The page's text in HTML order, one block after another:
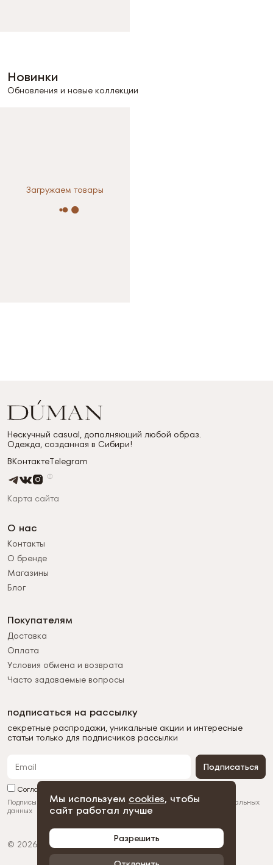
Мы используем cookies, чтобы
сайт работал лучше
Разрешить
Новинки
Обновления и новые коллекции
Загружаем товары
Нескучный casual, дополняющий любой образ.
Одежда, созданная в Сибири!
ВКонтактеTelegram
Карта сайта
О нас
Контакты
О бренде
Магазины
Блог
Покупателям
Доставка
Оплата
Условия обмена и возврата
Часто задаваемые вопросы
подписаться на рассылку
секретные распродажи, уникальные акции и интересные
статьи только для подписчиков рассылки
Подписаться
Согласен с обработкой персональных данных
Подписываясь на рассылку, вы соглашаетесь с обработкой персональных
данных
© 2026 Duman
Политика конфиденциальности
Пользовательское соглашение